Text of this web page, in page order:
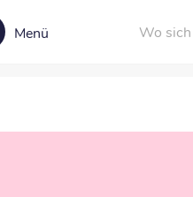
Menü Wo